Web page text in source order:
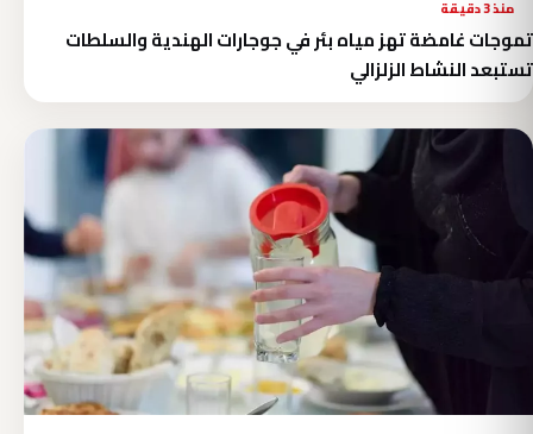
منذ 3 دقيقة
تموجات غامضة تهز مياه بئر في جوجارات الهندية والسلطات
تستبعد النشاط الزلزالي